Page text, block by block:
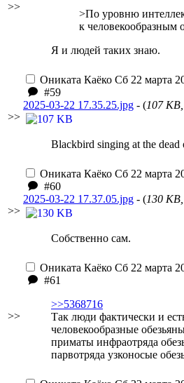
>>
>По уровню
к человекообразным
Я и людей таких знаю.
>>
Ониката Каёко Сб 22 марта
#59
2025-03-22 17.35.25.jpg - (107
Blackbird singing at the dead
>>
Ониката Каёко Сб 22 марта
#60
2025-03-22 17.37.05.jpg - (130
Собственно сам.
>>
Ониката Каёко Сб 22 марта
#61
>>5368716
Так люди фактически и
человекообразные
приматы инфраотряда
парвотряда узконосые